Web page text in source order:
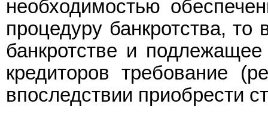
необходимостью
процедуру банкротства,
банкротстве и
кредиторов требование
впоследствии приобрести